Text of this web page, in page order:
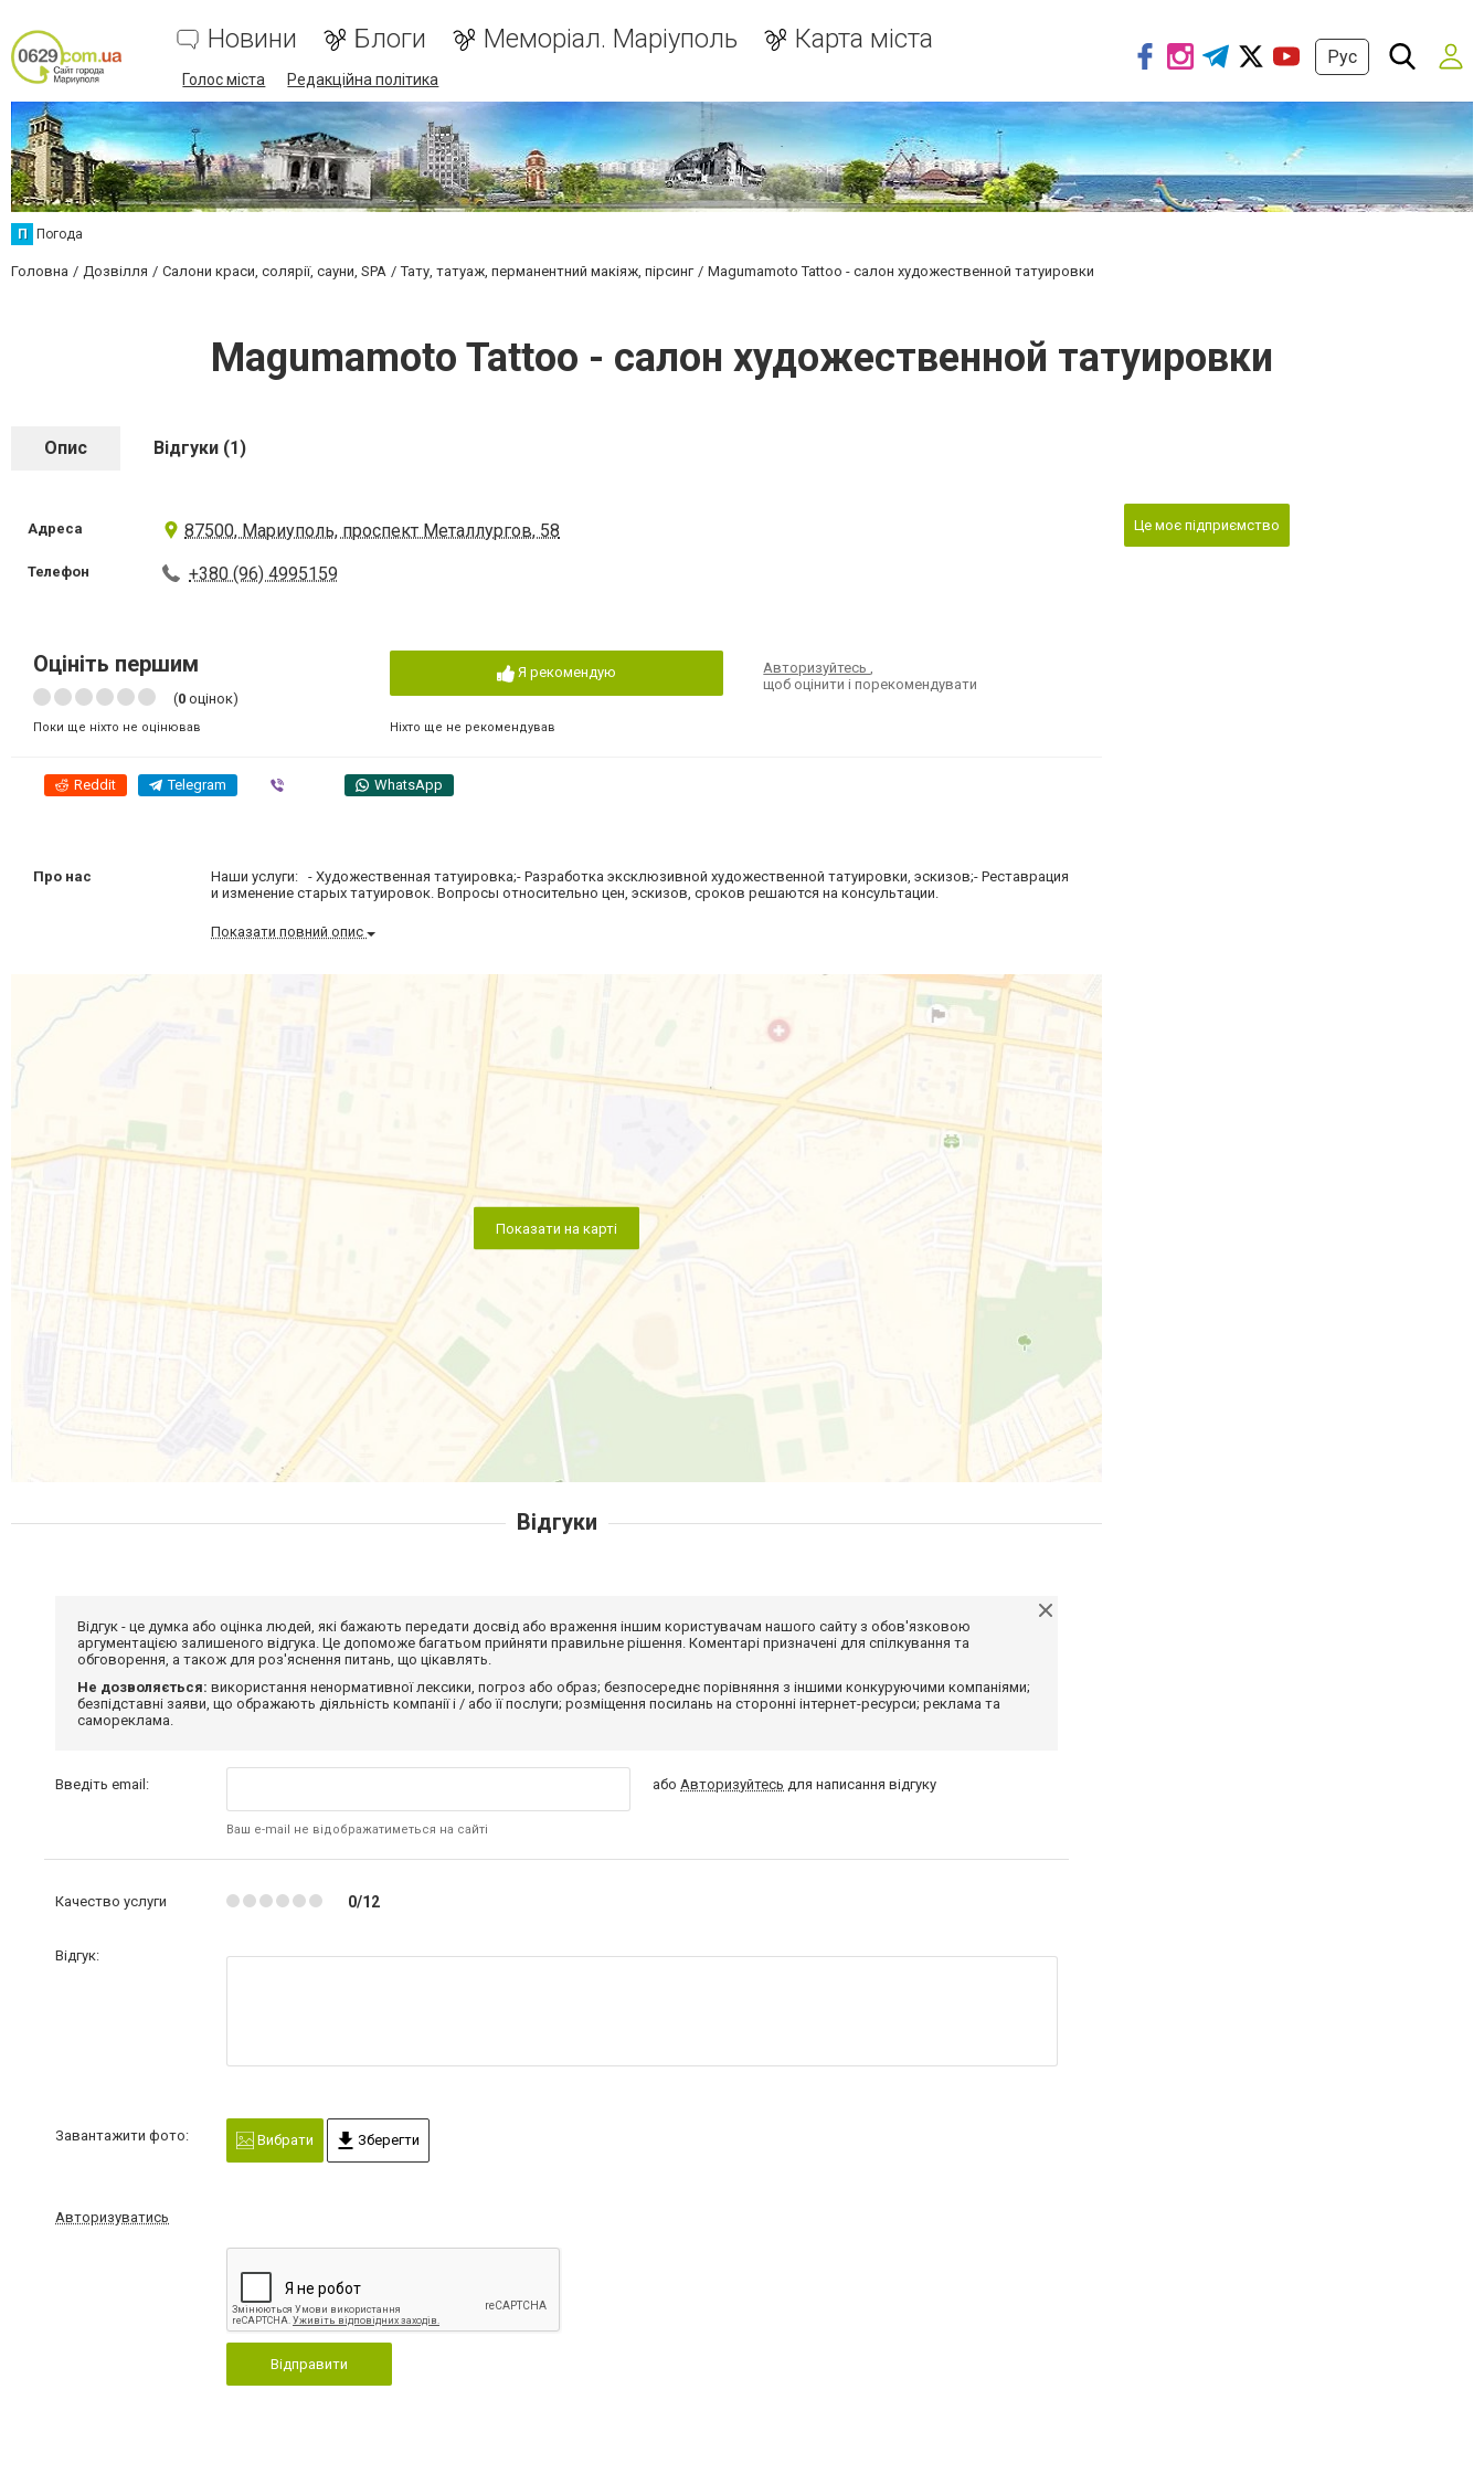
Новини Блоги Меморіал. Маріуполь Карта міста
Голос міста Редакційна політика
Рус
П Погода
Головна Дозвілля Салони краси, солярії, сауни, SPA Тату, татуаж, перманентний макіяж, пірсинг Magumamoto Tattoo - салон художественной татуировки
Magumamoto Tattoo - салон художественной татуировки
Опис Відгуки (1)
Адреса 87500, Мариуполь, проспект Металлургов, 58
Телефон +380 (96) 4995159
Оцініть першим
(0 оцінок)
Поки ще ніхто не оцінював
Я рекомендую
Ніхто ще не рекомендував
Авторизуйтесь,
щоб оцінити і порекомендувати
Reddit Telegram WhatsApp
Про нас
Наши услуги: - Художественная татуировка;- Разработка эксклюзивной художественной татуировки, эскизов;- Реставрация
и изменение старых татуировок. Вопросы относительно цен, эскизов, сроков решаются на консультации.
Показати повний опис
Показати на карті
Це моє підприємство
Відгуки
Відгук - це думка або оцінка людей, які бажають передати досвід або враження іншим користувачам нашого сайту з обов'язковою
аргументацією залишеного відгука. Це допоможе багатьом прийняти правильне рішення. Коментарі призначені для спілкування та
обговорення, а також для роз'яснення питань, що цікавлять.
Не дозволяється: використання ненормативної лексики, погроз або образ; безпосереднє порівняння з іншими конкуруючими компаніями;
безпідставні заяви, що ображають діяльність компанії і / або її послуги; розміщення посилань на сторонні інтернет-ресурси; реклама та
самореклама.
Введіть email:
Ваш e-mail не відображатиметься на сайті
або Авторизуйтесь для написання відгуку
Качество услуги 0/12
Відгук:
Завантажити фото: Вибрати Зберегти
Авторизуватись
Відправити